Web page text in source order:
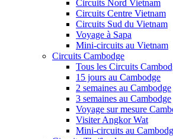
Circuits Nord Vietnam
Circuits Centre Vietnam
Circuits Sud du Vietnam
Voyage à Sapa
Mini-circuits au Vietnam
Circuits Cambodge
Tous les Circuits
15 jours au Cambodge
2 semaines au Cambodge
3 semaines au Cambodge
Voyage sur mesure
Visiter Angkor Wat
Mini-circuits au